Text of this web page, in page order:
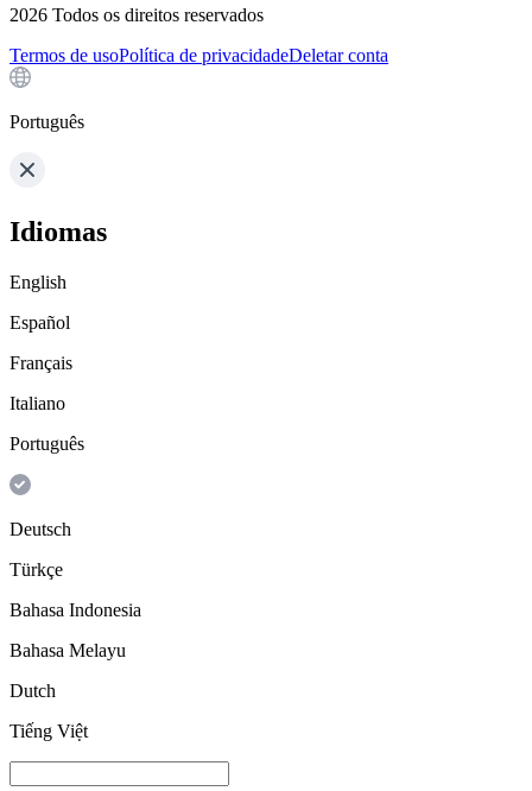
2026 Todos os direitos reservados
Termos de usoPolítica de privacidadeDeletar conta
Português
Idiomas
English
Español
Français
Italiano
Português
Deutsch
Türkçe
Bahasa Indonesia
Bahasa Melayu
Dutch
Tiếng Việt